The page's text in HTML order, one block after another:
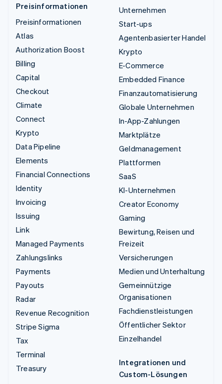
Preisinformationen
Preisinformationen
Atlas
Authorization Boost
Billing
Capital
Checkout
Climate
Connect
Krypto
Data Pipeline
Elements
Financial Connections
Identity
Invoicing
Issuing
Link
Managed Payments
Zahlungslinks
Payments
Payouts
Radar
Revenue Recognition
Stripe Sigma
Tax
Terminal
Treasury
Unternehmen
Start-ups
Agentenbasierter Handel
Krypto
E-Commerce
Embedded Finance
Finanzautomatisierung
Globale Unternehmen
In-App-Zahlungen
Marktplätze
Geldmanagement
Plattformen
SaaS
KI-Unternehmen
Creator Economy
Gaming
Bewirtung, Reisen und
Freizeit
Versicherungen
Medien und Unterhaltung
Gemeinnützige
Organisationen
Fachdienstleistungen
Öffentlicher Sektor
Einzelhandel
Integrationen und
Custom-Lösungen